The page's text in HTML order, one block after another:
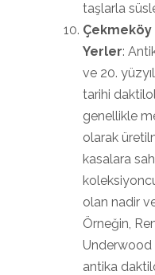
taşlarla
Yerler:
ve 20.
tarihi
genellikle
olarak
kasalara
olan nadir
Örneğin,
Underwood
antika